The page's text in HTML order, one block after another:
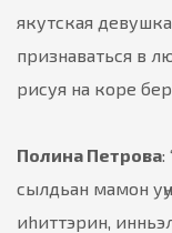
якутская
признаваться в
рисуя на коре
Полина Петрова:
сылдьан мамон
иhиттэрин,